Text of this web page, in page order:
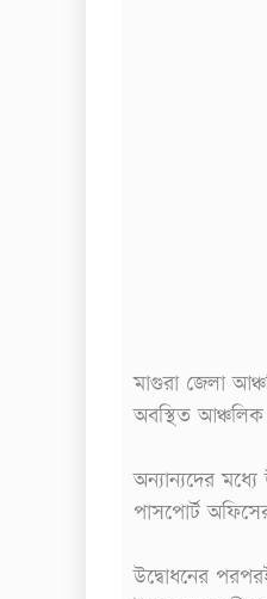
মাগুরা জেলা
অবস্থিত
অন্যান্যদের
পাসপোর্ট
উদ্বোধনের